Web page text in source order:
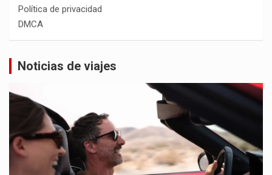
Política de privacidad
DMCA
Noticias de viajes